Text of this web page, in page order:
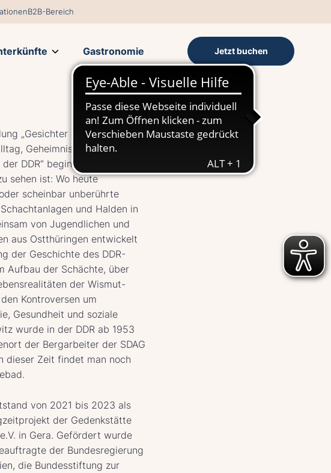
B2B-Bereich
Gastronomie Jetzt buchen
„Gesichter der Wismut –
Geheimnissen und Folgen
DDR“ beginnt dort, wo
sehen ist: Wo heute
scheinbar unberührte
und Halden in
von Jugendlichen und
aus Ostthüringen entwickelt
der Geschichte des DDR-
Aufbau der Schächte, über
der Wismut-
Kontroversen um
Gesundheit und soziale
wurde in der DDR ab 1953
der Bergarbeiter der SDAG
dieser Zeit findet man noch
von 2021 bis 2023 als
der Gedenkstätte
in Gera. Gefördert wurde
der Bundesregierung
die Bundesstiftung zur